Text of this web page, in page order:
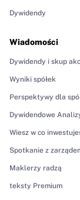
Dywidendy
Wiadomości
Dywidendy i skup
Wyniki spółek
Perspektywy dla
Dywidendowe
Wiesz w co
Spotkanie z
Maklerzy radzą
teksty Premium